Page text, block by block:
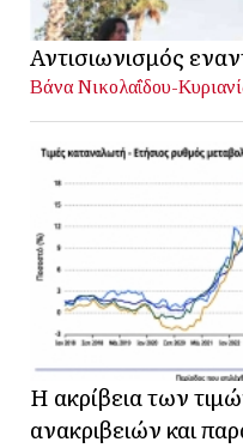
Αντισιωνισμός
Βάνα Νικολαΐδου-
Η ακρίβεια των
ανακριβειών και